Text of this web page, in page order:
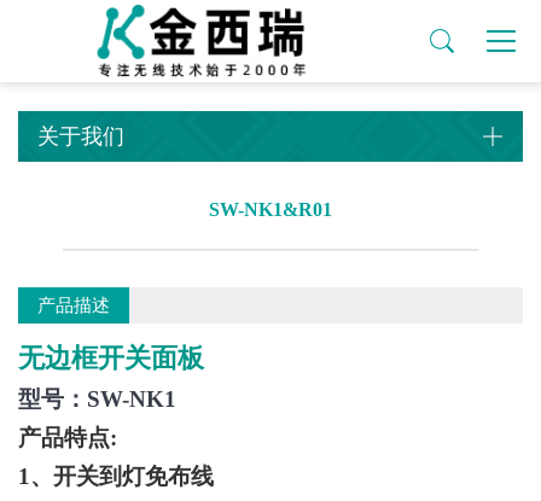
关于我们
工厂名片
简体中文
工厂设备
产品中心 安防系列
感应迎宾门铃
无线开关
无线开关
无边框开关套装系列
美式开关套装
厂房设备
新闻资讯
行业动态
关于我们
SW-NK1&R01
产品描述
无边框开关面板
型号：SW-NK1
产品特点:
1、开关到灯免布线